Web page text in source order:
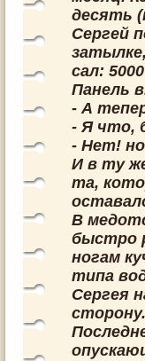
десять
Сергей
сал:
Панель
- А
- Я что,
- Нет!
И в ту
та,
В
быстро
ногам
типа
Сергея
сторону.